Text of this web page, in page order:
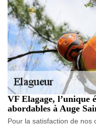
VF Elagage, l’unique
abordables à Auge
Pour la satisfaction de nos